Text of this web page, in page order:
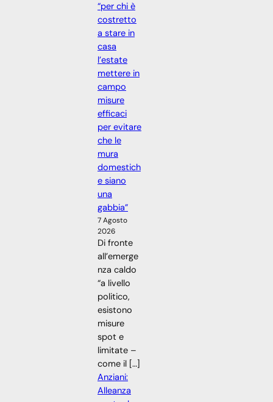
“per chi è
costretto
a stare in
casa
l’estate
mettere in
campo
misure
efficaci
per evitare
che le
mura
domestich
e siano
una
gabbia”
7 Agosto
2026
Di fronte
all’emerge
nza caldo
“a livello
politico,
esistono
misure
spot e
limitate –
come il […]
Anziani:
Alleanza